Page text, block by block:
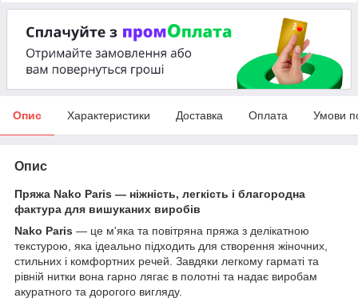
Опис Характеристики Доставка Оплата Умови
Опис
Пряжа Nako Paris — ніжність, легкість і благородна
фактура для вишуканих виробів
Nako Paris — це м'яка та повітряна пряжа з делікатною
текстурою, яка ідеально підходить для створення жіночних,
стильних і комфортних речей. Завдяки легкому гарматі та
рівній нитки вона гарно лягає в полотні та надає виробам
акуратного та дорогого вигляду.